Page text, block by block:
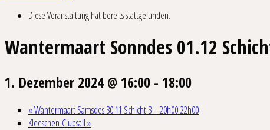
Diese Veranstaltung hat bereits stattgefunden.
Wantermaart Sonndes 01.12
1. Dezember 2024 @ 16:00 - 18:00
«Wantermaart Samsdes 30.11 Schicht 3 – 20h00-22h00
Kleeschen-Clubsall»